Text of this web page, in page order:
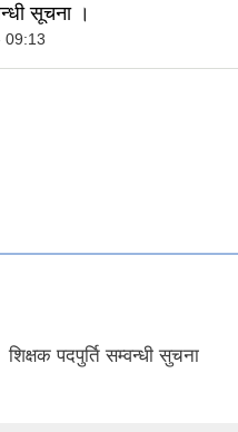
सूचना ।
09:13
शिक्षक पदपुर्ति सम्वन्धी सुचना